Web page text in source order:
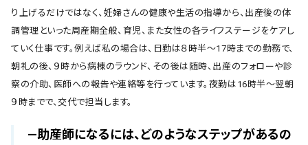
り上げるだけではなく、妊婦さんの健康や生活の指導から、出産後の体
調管理といった周産期全般、育児、また女性の各ライフステージをケアし
ていく仕事です。例えば私の場合は、日勤は８時半〜17時までの勤務で、
朝礼の後、９時から病棟のラウンド、その後は随時、出産のフォローや診
察の介助、医師への報告や連絡等を行っています。夜勤は16時半〜翌朝
９時までで、交代で担当します。
―助産師になるには、どのようなステップがあるの